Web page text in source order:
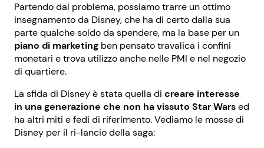
Partendo dal problema, possiamo trarre un ottimo
insegnamento da Disney, che ha di certo dalla sua
parte qualche soldo da spendere, ma la base per un
piano di marketing ben pensato travalica i confini
monetari e trova utilizzo anche nelle PMI e nel negozio
di quartiere.
La sfida di Disney è stata quella di creare interesse
in una generazione che non ha vissuto Star Warsed
ha altri miti e fedi di riferimento. Vediamo le mosse di
Disney per il ri-lancio della saga: